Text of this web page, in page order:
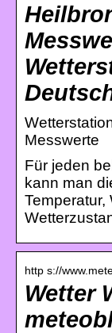
Messwerte
Für jeden
kann man
Temperatur,
http s://
Wetter